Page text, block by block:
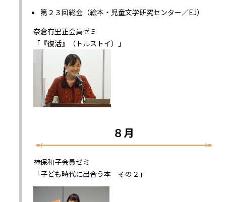
第２３回総会（絵本・児童文学研究センター／EJ）
奈倉有里正会員ゼミ
「『復活』（トルストイ）」
８月
神保和子会員ゼミ
「子ども時代に出合う本 その２」